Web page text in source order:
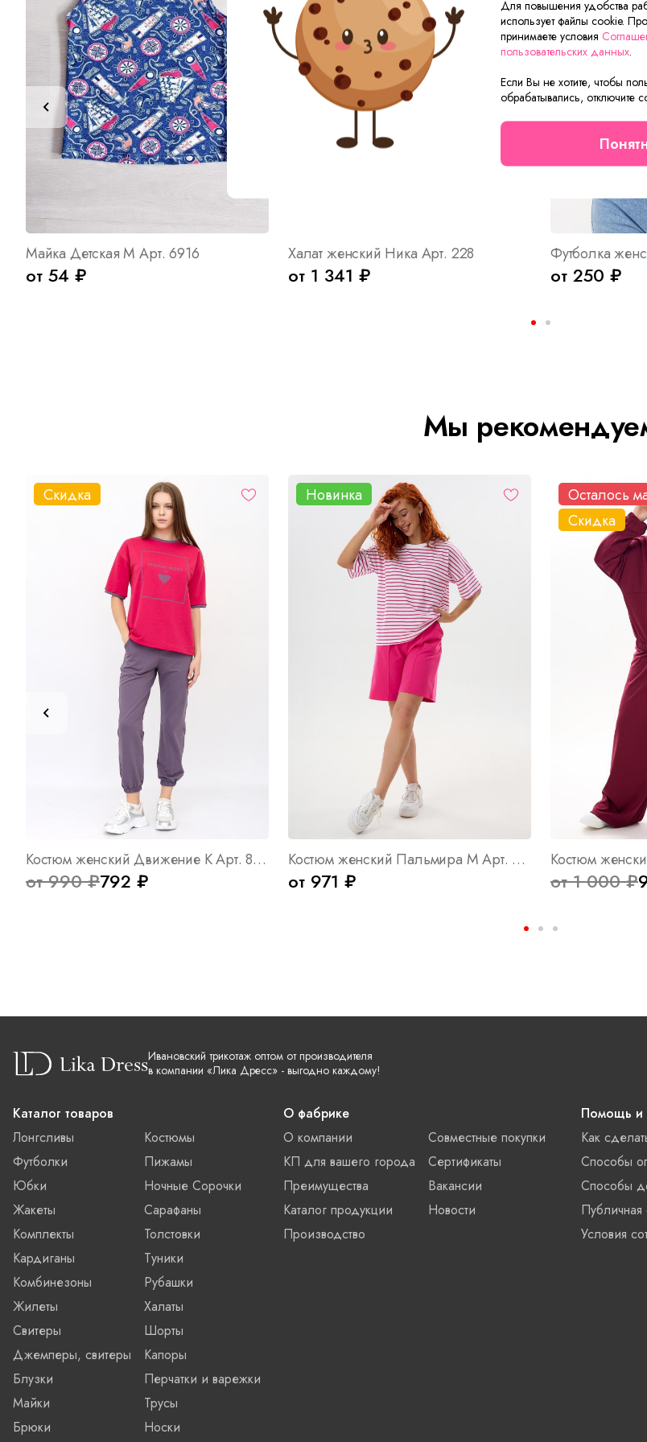
Майка Детская М Арт. 6916
от 54 ₽
Халат женский Ника Арт. 228
от 1 341 ₽
Футболка
от 250 ₽
Мы
Скидка
Костюм женский Движение К Арт. 8840
от 990 ₽792 ₽
Новинка
Костюм женский Пальмира М Арт. 10407
от 971 ₽
Осталось
Скидка
Костюм
от 1 000 ₽
Ивановский трикотаж оптом от производителя
в компании «Лика Дресс» - выгодно каждому!
Каталог товаров
Лонгсливы
Футболки
Юбки
Жакеты
Комплекты
Кардиганы
Комбинезоны
Жилеты
Свитеры
Джемперы, свитеры
Блузки
Майки
Брюки
Костюмы
Пижамы
Ночные Сорочки
Сарафаны
Толстовки
Туники
Рубашки
Халаты
Шорты
Капоры
Перчатки и варежки
Трусы
Носки
О фабрике
О компании
КП для вашего города
Преимущества
Каталог продукции
Производство
Совместные покупки
Сертификаты
Вакансии
Новости
Помощь и
Как
Способы
Способы
Публичная
Условия
Для повышения удобства
использует файлы cookie.
принимаете условия
пользовательских данных.
Если Вы не хотите, чтобы
обрабатывались, отключите